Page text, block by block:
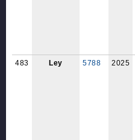
483 Ley 5788 2025